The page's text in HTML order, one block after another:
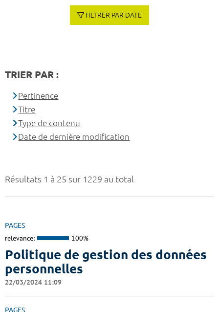
Résultats 1 à 25 sur 1229 au total
PAGES
relevance: 100%
Politique de gestion des données
personnelles
22/03/2024 11:09
PAGES
FILTRER PAR DATE
TRIER PAR :
Pertinence
Titre
Type de contenu
Date de dernière modification